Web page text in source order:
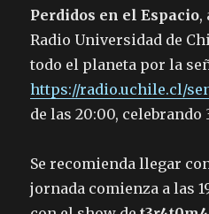
Perdidos en el Espacio,
Radio Universidad de
todo el planeta por la
https://radio.uchile.cl/
de las 20:00, celebrando
Se recomienda llegar
jornada comienza a las